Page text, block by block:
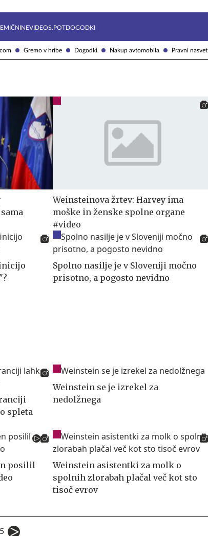
Gremo v hribe Dogodki Nakup avtomobila Pravni nasvet
VIDEOS.POTDOGODKI
Weinsteinova žrtev: Harvey ima
moške in ženske spolne organe
#video
Spolno nasilje je v Sloveniji močno
prisotno, a pogosto nevidno
spleta
Weinstein se je izrekel za
nedolžnega
posilil
Weinstein asistentki za molk o
spolnih zlorabah plačal več kot sto
tisoč evrov
5